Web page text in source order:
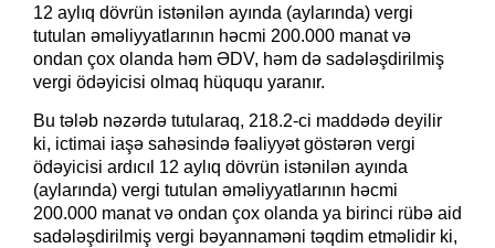
12 aylıq dövrün istənilən ayında (aylarında) vergi
tutulan əməliyyatlarının həcmi 200.000 manat və
ondan çox olanda həm ƏDV, həm də sadələşdirilmiş
vergi ödəyicisi olmaq hüququ yaranır.
Bu tələb nəzərdə tutularaq, 218.2-ci maddədə deyilir
ki, ictimai iaşə sahəsində fəaliyyət göstərən vergi
ödəyicisi ardıcıl 12 aylıq dövrün istənilən ayında
(aylarında) vergi tutulan əməliyyatlarının həcmi
200.000 manat və ondan çox olanda ya birinci rübə aid
sadələşdirilmiş vergi bəyannaməni təqdim etməlidir ki,